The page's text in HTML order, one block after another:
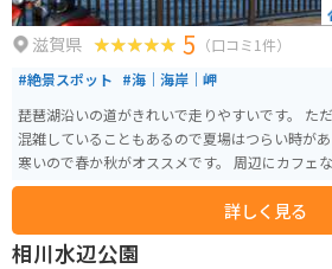
滋賀県 5 （口コミ1件）
#絶景スポット #海｜海岸｜岬
琵琶湖沿いの道がきれいで走りやすいです。 た
混雑していることもあるので夏場はつらい時が
寒いので春か秋がオススメです。 周辺にカフェ
困りません。
詳しく見る
相川水辺公園